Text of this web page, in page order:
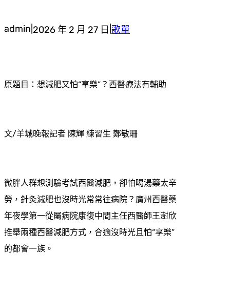
admin 2026 年 2 月 27 日 歌單
原題目：想減肥又怕“享樂”？西醫療法有輔助
文/羊城晚報記者 陳輝 練習生 鄭敏珊
微胖人群想測驗考試西醫減肥，卻怕喝湯藥太辛
勞，針灸減肥也沒時光常常往病院？廣州西醫藥
年夜學第一從屬病院康復中間主任西醫師王澍欣
推舉兩種西醫減肥方式，合適沒時光且怕“享樂”
的都會一族。